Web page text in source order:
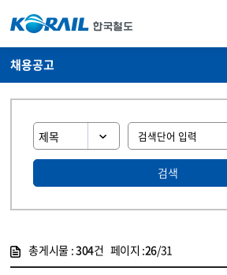
채용공고
검색
총게시물 :304건 페이지 :26/31